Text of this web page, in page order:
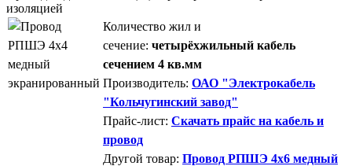
изоляцией
Количество жил и
сечение: четырёхжильный кабель
сечением 4 кв.мм
Производитель: ОАО "Электрокабель
"Кольчугинский завод"
Прайс-лист: Скачать прайс на кабель и
провод
Другой товар: Провод РПШЭ 4x6 медный